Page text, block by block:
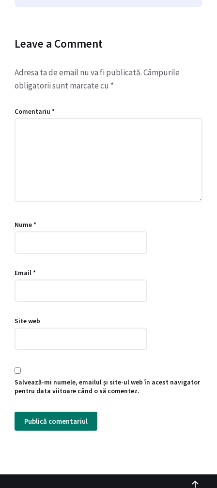
Leave a Comment
Adresa ta de email nu va fi publicată.Câmpurile
obligatorii sunt marcate cu *
Comentariu *
Nume*
Email*
Site web
Salvează-mi numele, emailul și site-ul web în acest navigator
pentru data viitoare când o să comentez.